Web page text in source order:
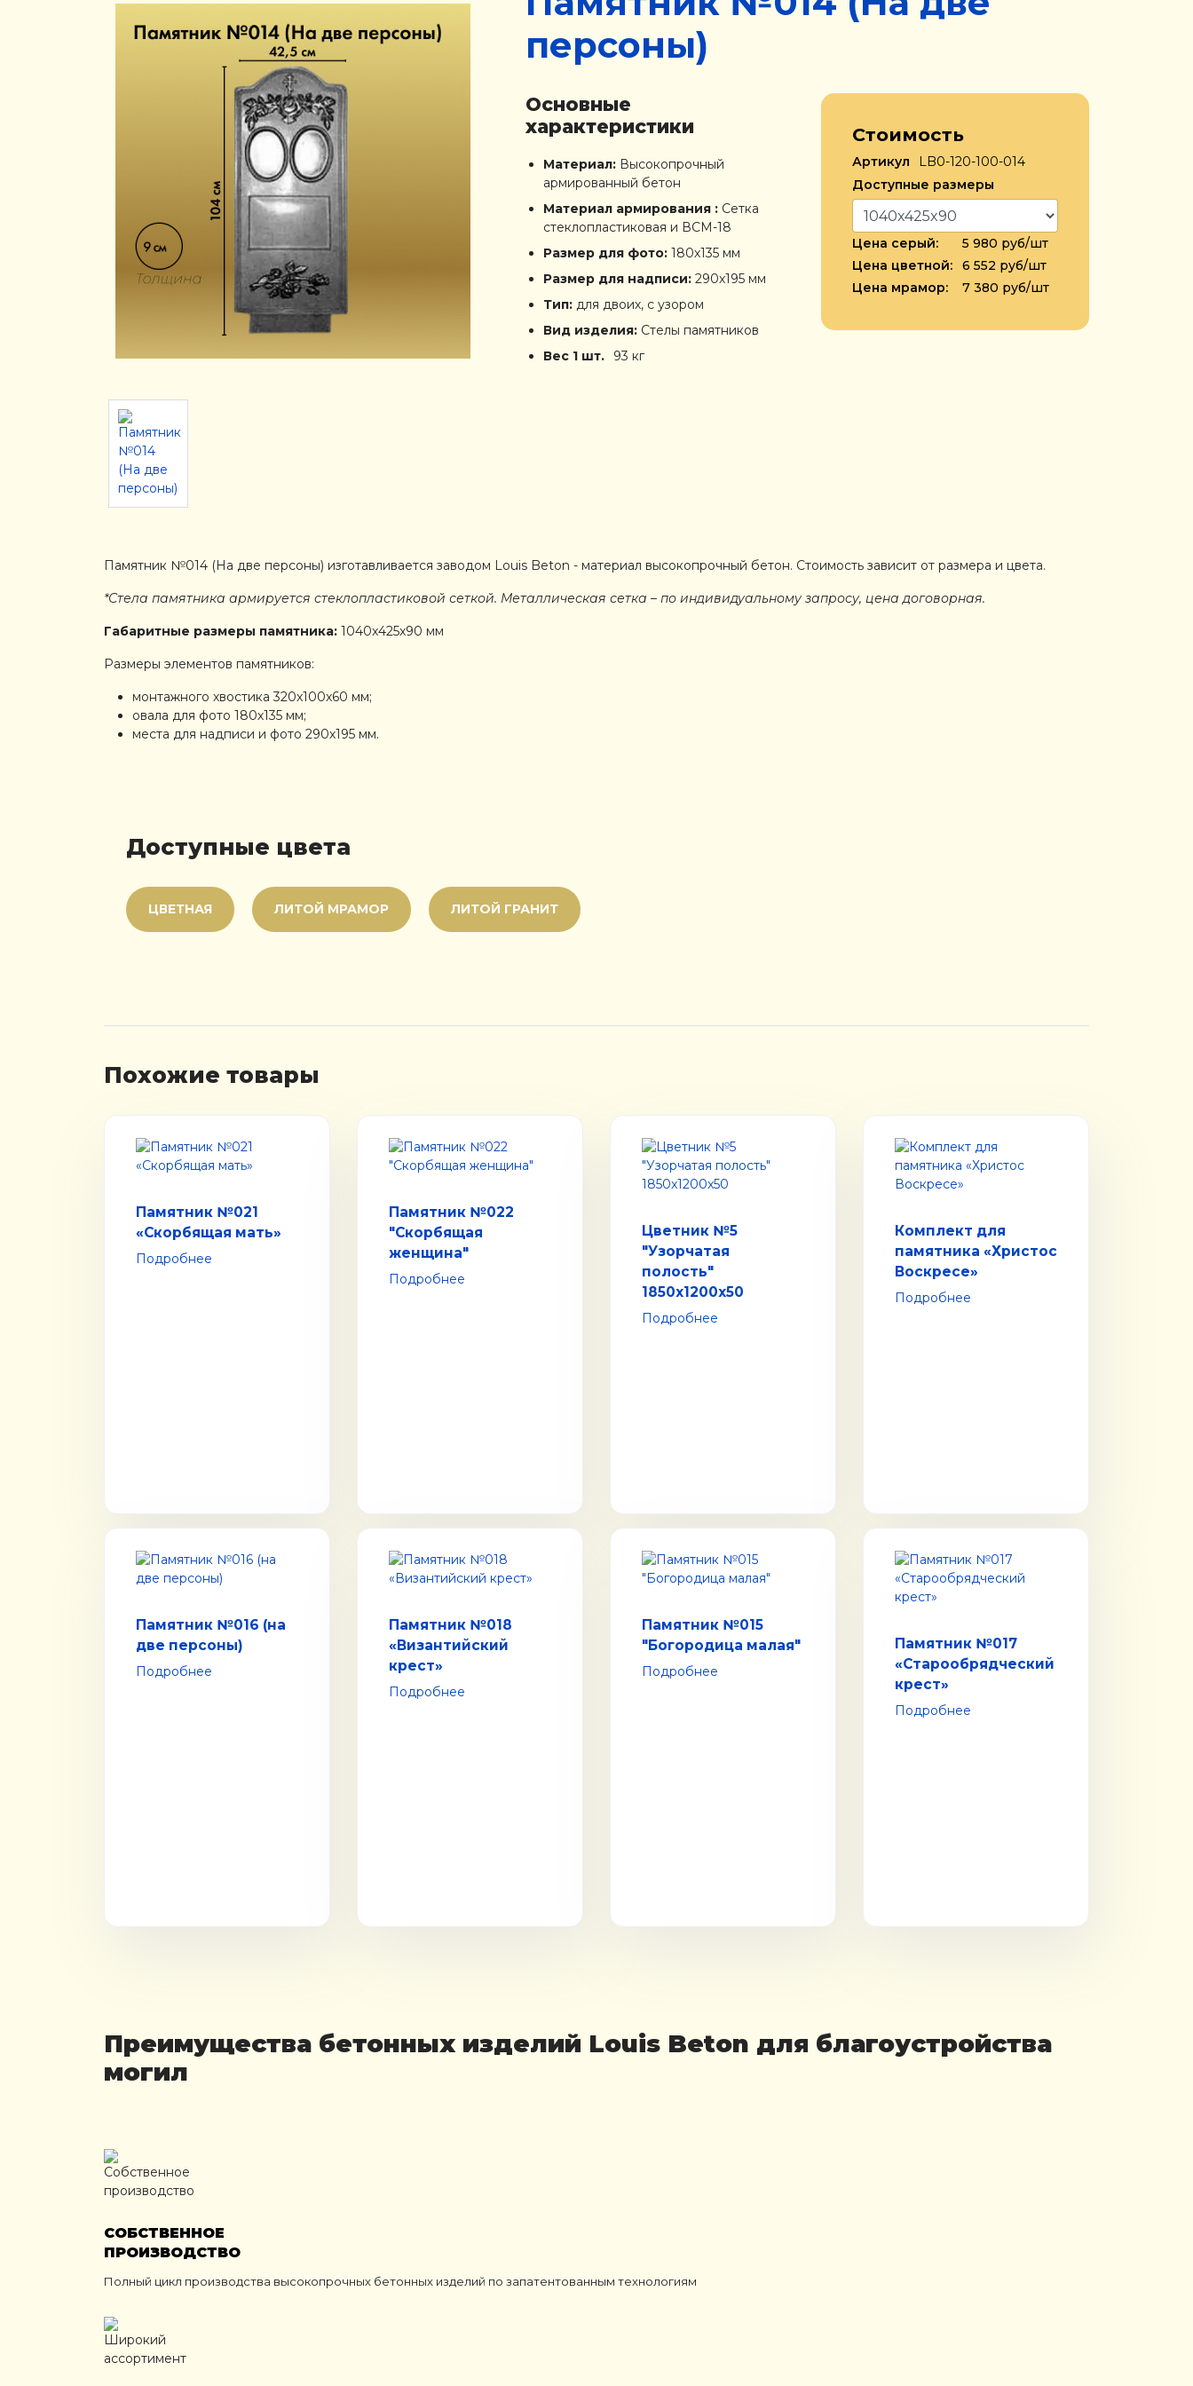
персоны)
Основные
характеристики
Материал: Высокопрочный
армированный бетон
Материал армирования : Сетка
стеклопластиковая и ВСМ-18
Размер для фото: 180х135 мм
Размер для надписи: 290х195 мм
Тип: для двоих, с узором
Вид изделия: Стелы памятников
Вес 1 шт.
93 кг
Стоимость
Артикул
LB0-120-100-014
Доступные размеры
Цена серый:
5 980 руб/шт
Цена цветной:
6 552 руб/шт
Цена мрамор:
7 380 руб/шт
Памятник №014 (На две персоны) изготавливается заводом Louis Beton - материал высокопрочный бетон. Стоимость зависит от размера и цвета.
*Стела памятника армируется стеклопластиковой сеткой. Металлическая сетка – по индивидуальному запросу, цена договорная.
Габаритные размеры памятника: 1040x425x90 мм
Размеры элементов памятников:
монтажного хвостика 320x100x60 мм;
овала для фото 180х135 мм;
места для надписи и фото 290х195 мм.
Доступные цвета
ЦВЕТНАЯ ЛИТОЙ МРАМОР ЛИТОЙ ГРАНИТ
Похожие товары
Памятник №021
«Скорбящая мать»
Подробнее
Памятник №022
"Скорбящая
женщина"
Подробнее
Цветник №5
"Узорчатая
полость"
1850x1200x50
Подробнее
Комплект для
памятника «Христос
Воскресе»
Подробнее
Памятник №016 (на
две персоны)
Подробнее
Памятник №018
«Византийский
крест»
Подробнее
Памятник №015
"Богородица малая"
Подробнее
Памятник №017
«Старообрядческий
крест»
Подробнее
Преимущества бетонных изделий Louis Beton для благоустройства
могил
СОБСТВЕННОЕ
ПРОИЗВОДСТВО
Полный цикл производства высокопрочных бетонных изделий по запатентованным технологиям